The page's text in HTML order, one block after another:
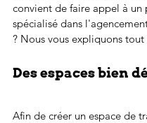
convient de faire appel à un
spécialisé dans
? Nous vous expliquons
Des espaces bien
Afin de créer un espace de